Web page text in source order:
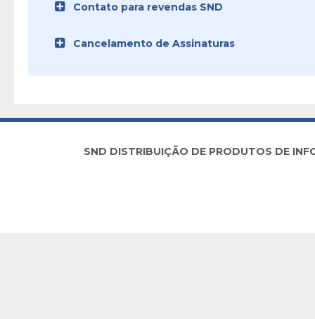
Contato para revendas SND
Cancelamento de Assinaturas
SND DISTRIBUIÇÃO DE PRODUTOS DE